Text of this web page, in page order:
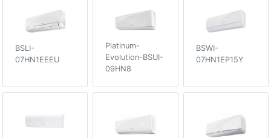
BSLI-
07HN1EEEU
Platinum-
Evolution-BSUI-
09HN8
BSWI-
07HN1EP15Y